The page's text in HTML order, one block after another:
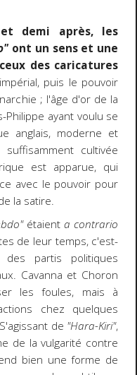
demi après, les
ont un sens et une
des caricatures
puis le pouvoir
; l'âge d'or de la
Philippe ayant voulu se
anglais, moderne et
cultivée
est apparue, qui
avec le pouvoir pour
la satire.
étaienta contrario
de leur temps, c'est-
partis politiques
Cavanna et Choron
les foules, mais à
chez quelques
de "Hara-Kiri",
de la vulgarité contre
bien une forme de